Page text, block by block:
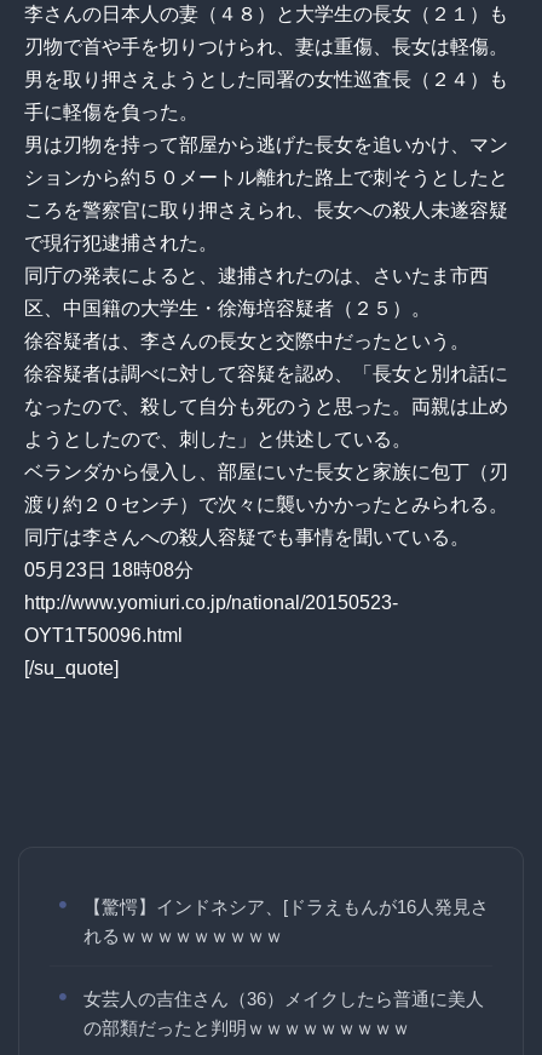
李さんの日本人の妻（４８）と大学生の長女（２１）も
刃物で首や手を切りつけられ、妻は重傷、長女は軽傷。
男を取り押さえようとした同署の女性巡査長（２４）も
手に軽傷を負った。
男は刃物を持って部屋から逃げた長女を追いかけ、マン
ションから約５０メートル離れた路上で刺そうとしたと
ころを警察官に取り押さえられ、長女への殺人未遂容疑
で現行犯逮捕された。
同庁の発表によると、逮捕されたのは、さいたま市西
区、中国籍の大学生・徐海培容疑者（２５）。
徐容疑者は、李さんの長女と交際中だったという。
徐容疑者は調べに対して容疑を認め、「長女と別れ話に
なったので、殺して自分も死のうと思った。両親は止め
ようとしたので、刺した」と供述している。
ベランダから侵入し、部屋にいた長女と家族に包丁（刃
渡り約２０センチ）で次々に襲いかかったとみられる。
同庁は李さんへの殺人容疑でも事情を聞いている。
05月23日 18時08分
http://www.yomiuri.co.jp/national/20150523-
OYT1T50096.html
[/su_quote]
【驚愕】インドネシア、[ドラえもんが16人発見さ
れるｗｗｗｗｗｗｗｗｗ
女芸人の吉住さん（36）メイクしたら普通に美人
の部類だったと判明ｗｗｗｗｗｗｗｗｗ